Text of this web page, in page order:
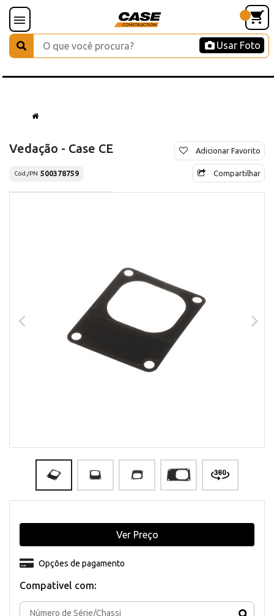
Usar Foto
Vedação - Case CE
Cód./PN 500378759
Adicionar Favorito
Compartilhar
Compativel com:
Opções de pagamento
Ver Preço